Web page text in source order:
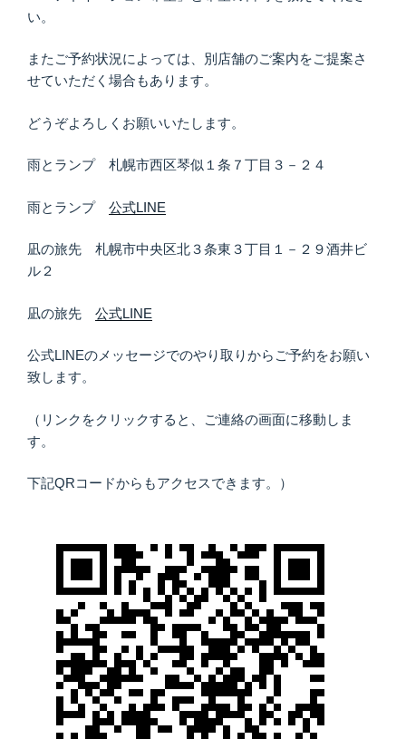
い。
またご予約状況によっては、別店舗のご案内をご提案さ
せていただく場合もあります。
どうぞよろしくお願いいたします。
雨とランプ 札幌市西区琴似１条７丁目３－２４
雨とランプ 公式LINE
凪の旅先 札幌市中央区北３条東３丁目１－２９酒井ビ
ル２
凪の旅先 公式LINE
公式LINEのメッセージでのやり取りからご予約をお願い
致します。
（リンクをクリックすると、ご連絡の画面に移動しま
す。
下記QRコードからもアクセスできます。）